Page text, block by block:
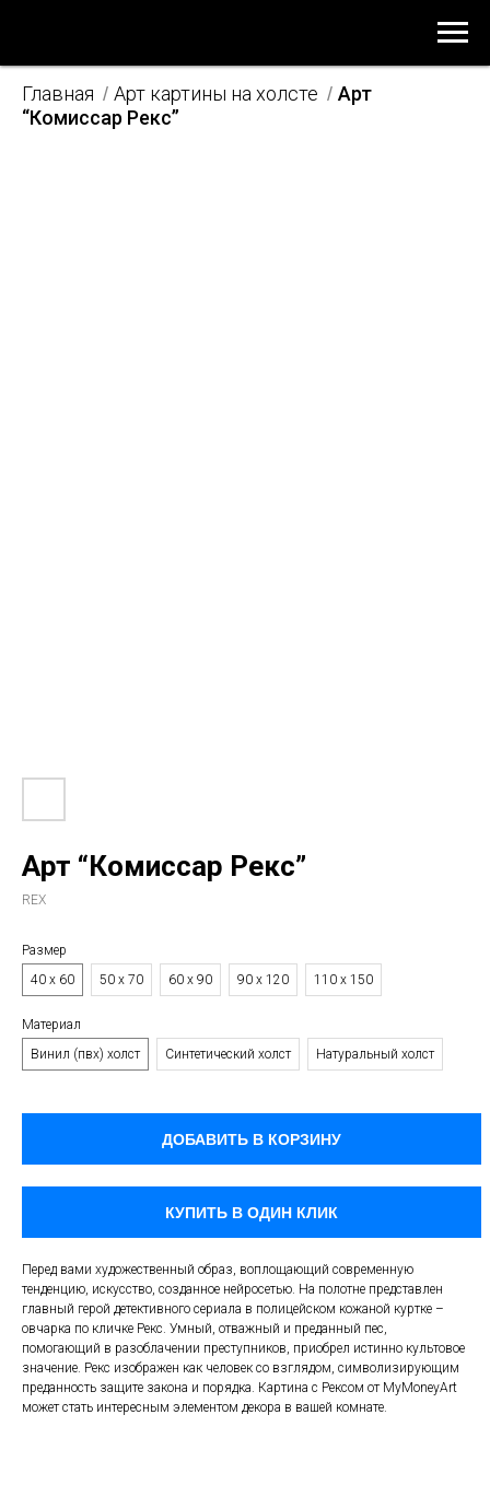
Главная / Арт картины на холсте / Арт
“Комиссар Рекс”
Арт “Комиссар Рекс”
REX
Размер
40 х 60
50 х 70 60 х 90 90 х 120 110 х 150
Материал
Винил (пвх) холст
Синтетический холст Натуральный холст
ДОБАВИТЬ В КОРЗИНУ
КУПИТЬ В ОДИН КЛИК
Перед вами художественный образ, воплощающий современную
тенденцию, искусство, созданное нейросетью. На полотне представлен
главный герой детективного сериала в полицейском кожаной куртке –
овчарка по кличке Рекс. Умный, отважный и преданный пес,
помогающий в разоблачении преступников, приобрел истинно культовое
значение. Рекс изображен как человек со взглядом, символизирующим
преданность защите закона и порядка. Картина с Рексом от MyMoneyArt
может стать интересным элементом декора в вашей комнате.